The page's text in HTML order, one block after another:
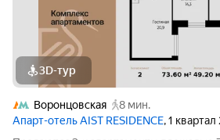
3D-тур
Воронцовская
8 мин.
Апарт-отель AIST RESIDENCE, 1